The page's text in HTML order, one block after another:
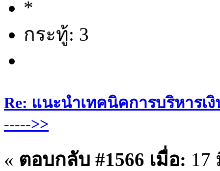
กระทู้: 3
Re: แนะนำเทคนิคการบริหาร
----->>
« ตอบกลับ #1566 เมื่อ: 17